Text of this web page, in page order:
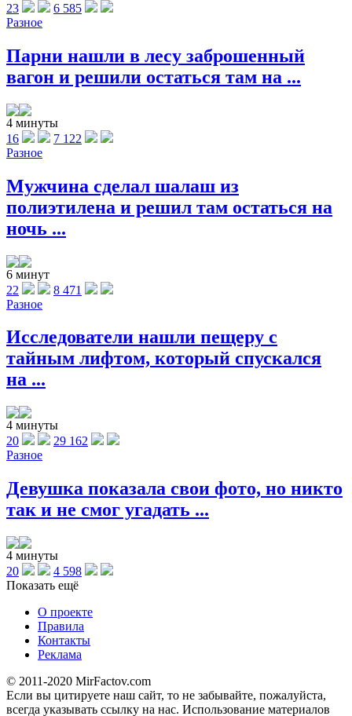
23
6 585
Разное
Парни нашли в лесу заброшенный
вагон и решили остаться там на ...
4 минуты
16
7 122
Разное
Мужчина сделал шалаш из
полиэтилена и решил там остаться на
ночь ...
6 минут
22
8 471
Разное
Исследователи нашли пещеру с
тайным лифтом, который спускался
на ...
4 минуты
20
29 162
Разное
Девушка показала свои фото, но никто
так и не смог угадать ...
4 минуты
20
4 598
Показать ещё
О проекте
Правила
Контакты
Реклама
© 2011-2020 MirFactov.com
Если вы цитируете наш сайт, то не забывайте, пожалуйста,
всегда указывать ссылку на нас. Использование материалов